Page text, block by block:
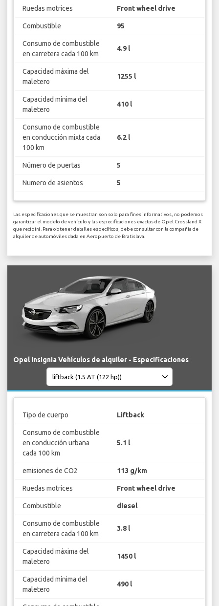
Ruedas motrices Front wheel drive
Combustible 95
Consumo de combustible
en carretera cada 100 km
4.9 l
Capacidad máxima del
maletero
1255 l
Capacidad mínima del
maletero
410 l
Consumo de combustible
en conducción mixta cada
100 km
6.2 l
Número de puertas 5
Numero de asientos 5
Las especificaciones que se muestran son solo para fines informativos, no podemos
garantizar el modelo de vehículo y las especificaciones exactas de Opel Crossland X
que recibirá. Para obtener detalles específicos, debe consultar con la compañía de
alquiler de automóviles dada en Aeropuerto de Bratislava.
Opel Insignia Vehículos de alquiler - Especificaciones
Tipo de cuerpo Liftback
Consumo de combustible
en conducción urbana
cada 100 km
5.1 l
emisiones de CO2 113 g/km
Ruedas motrices Front wheel drive
Combustible diesel
Consumo de combustible
en carretera cada 100 km
3.8 l
Capacidad máxima del
maletero
1450 l
Capacidad mínima del
maletero
490 l